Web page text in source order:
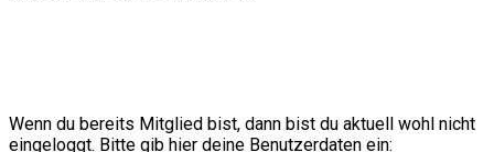
Wenn du bereits Mitglied bist, dann bist du aktuell wohl nicht
eingeloggt. Bitte gib hier deine Benutzerdaten ein: